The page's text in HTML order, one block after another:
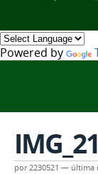
Powered by
por2230521 — última